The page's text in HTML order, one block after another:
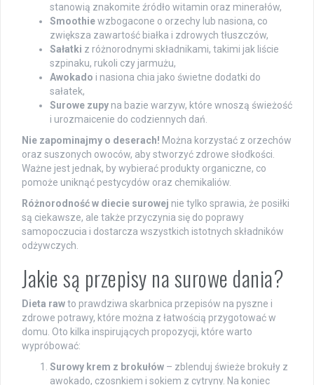
stanowią znakomite źródło witamin oraz minerałów,
Smoothiewzbogacone o orzechy lub nasiona, co
zwiększa zawartość białka i zdrowych tłuszczów,
Sałatki z różnorodnymi składnikami, takimi jak liście
szpinaku, rukoli czy jarmużu,
Awokado i nasiona chia jako świetne dodatki do
sałatek,
Surowe zupy na bazie warzyw, które wnoszą świeżość
i urozmaicenie do codziennych dań.
Nie zapominajmy o deserach! Można korzystać z orzechów
oraz suszonych owoców, aby stworzyć zdrowe słodkości.
Ważne jest jednak, by wybierać produkty organiczne, co
pomoże uniknąć pestycydów oraz chemikaliów.
Różnorodność w diecie surowej nie tylko sprawia, że posiłki
są ciekawsze, ale także przyczynia się do poprawy
samopoczucia i dostarcza wszystkich istotnych składników
odżywczych.
Jakie są przepisy na surowe dania?
Dieta rawto prawdziwa skarbnica przepisów na pyszne i
zdrowe potrawy, które można z łatwością przygotować w
domu. Oto kilka inspirujących propozycji, które warto
wypróbować:
Surowy krem z brokułów – zblenduj świeże brokuły z
awokado, czosnkiem i sokiem z cytryny. Na koniec